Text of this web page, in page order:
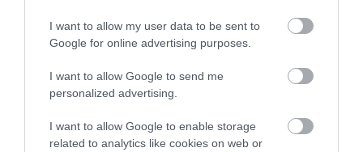
I want to allow my user data to be sent to
Google for online advertising purposes.
I want to allow Google to send me
personalized advertising.
I want to allow Google to enable storage
related to analytics like cookies on web or
2026-08-04 2026-08-03